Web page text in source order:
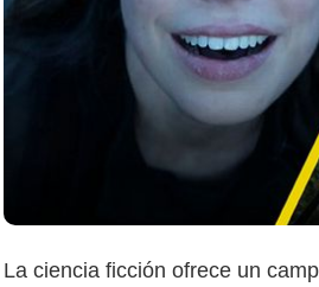
La ciencia ficción ofrece un